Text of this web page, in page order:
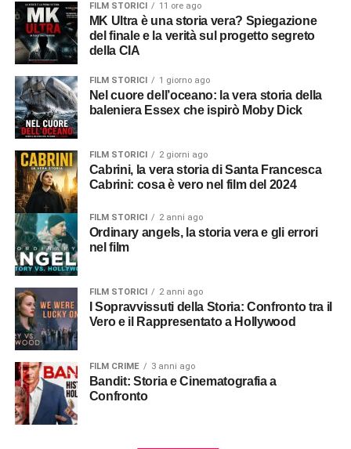
FILM STORICI 11 ore ago
MK Ultra è una storia vera? Spiegazione
del finale e la verità sul progetto segreto
della CIA
FILM STORICI 1 giorno ago
Nel cuore dell’oceano: la vera storia della
baleniera Essex che ispirò Moby Dick
FILM STORICI 2 giorni ago
Cabrini, la vera storia di Santa Francesca
Cabrini: cosa è vero nel film del 2024
FILM STORICI 2 anni ago
Ordinary angels, la storia vera e gli errori
nel film
FILM STORICI 2 anni ago
Vero e il Rappresentato a Hollywood
FILM CRIME 3 anni ago
Bandit: Storia e Cinematografia a
Confronto